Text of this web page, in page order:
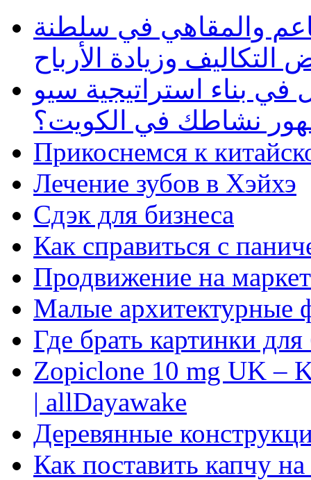
والمقاهي في سلطنة
وزيادة الأرباح
بناء استراتيجية سيو
نشاطك في الكويت؟
Прикоснемся к
Лечение зубов в Хэйхэ
Сдэк для бизнеса
Как справиться с
Продвижение на
Малые архитектурные
Где брать картинки
Zopiclone 10 mg UK –
| allDayawake
Деревянные
Как поставить капчу